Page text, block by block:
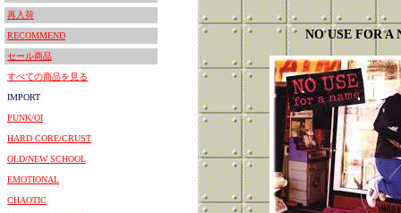
再入荷
RECOMMEND
セール商品
すべての商品を見る
IMPORT
PUNK/OI
HARD CORE/CRUST
OLD/NEW SCHOOL
EMOTIONAL
CHAOTIC
NO USE FOR A